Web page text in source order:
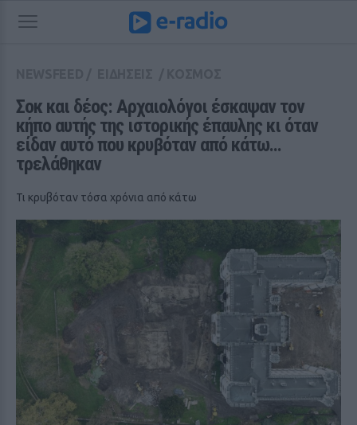
Σοκ και δέος: Αρχαιολόγοι έσκαψαν τον
κήπο αυτής της ιστορικής έπαυλης κι όταν
είδαν αυτό που κρυβόταν από κάτω…
τρελάθηκαν
Τι κρυβόταν τόσα χρόνια από κάτω